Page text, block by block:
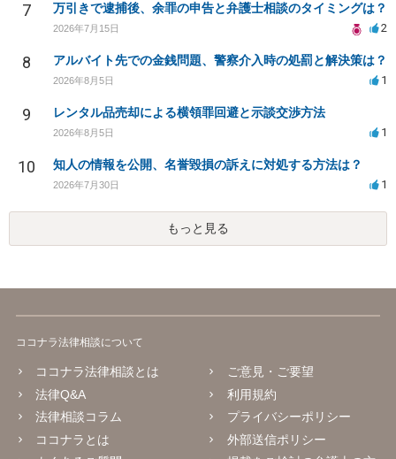
7 万引きで逮捕後、余罪の申告と弁護士相談のタイミングは？
2026年7月15日 2
8 アルバイト先での金銭問題、警察介入時の処罰と解決策は？
2026年8月5日 1
9 レンタル品売却による横領罪回避と示談交渉方法
2026年8月5日 1
10 知人の情報を公開、名誉毀損の訴えに対処する方法は？
2026年7月30日 1
もっと見る
ココナラ法律相談について
ココナラ法律相談とは
法律Q&A
法律相談コラム
ココナラとは
ご意見・ご要望
利用規約
プライバシーポリシー
外部送信ポリシー